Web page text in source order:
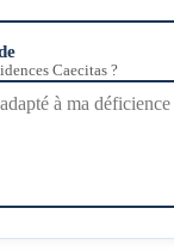
Caecitas ?